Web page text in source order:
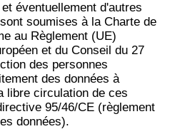
éventuellement d'autres
soumises à la Charte de
au Règlement (UE)
et du Conseil du 27
des personnes
des données à
libre circulation de ces
95/46/CE (règlement
données).